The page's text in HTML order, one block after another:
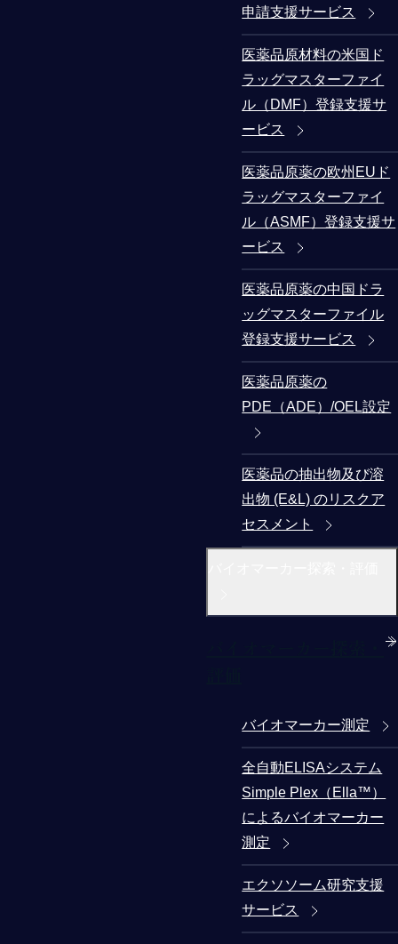
申請支援サービス
医薬品原材料の米国ド
ラッグマスターファイ
ル（DMF）登録支援サ
ービス
医薬品原薬の欧州EUド
ラッグマスターファイ
ル（ASMF）登録支援サ
ービス
医薬品原薬の中国ドラ
ッグマスターファイル
登録支援サービス
医薬品原薬の
PDE（ADE）/OEL設定
医薬品の抽出物及び溶
出物 (E&L) のリスクア
セスメント
バイオマーカー測定
全自動ELISAシステム
Simple Plex（Ella™）
によるバイオマーカー
測定
エクソソーム研究支援
サービス